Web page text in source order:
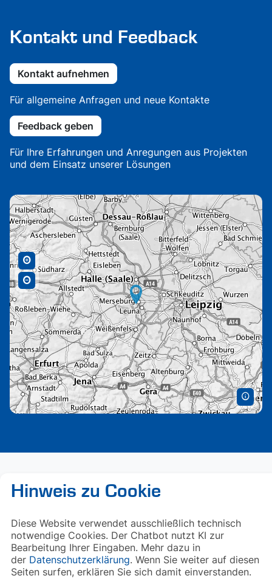
Hinweis zu Cookie
Diese Website verwendet ausschließlich technisch
notwendige Cookies. Der Chatbot nutzt KI zur
Bearbeitung Ihrer Eingaben. Mehr dazu in
der Datenschutzerklärung. Wenn Sie weiter auf diesen
Seiten surfen, erklären Sie sich damit einverstanden.
Kontakt und Feedback
Kontakt aufnehmen
Für allgemeine Anfragen und neue Kontakte
Feedback geben
Für Ihre Erfahrungen und Anregungen aus Projekten
und dem Einsatz unserer Lösungen